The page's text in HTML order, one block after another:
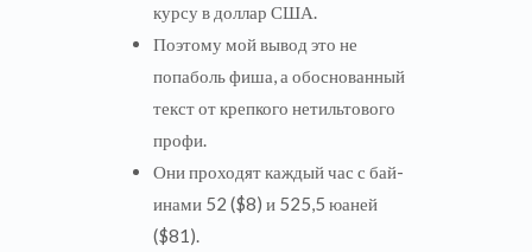
курсу в доллар США.
Поэтому мой вывод это не
попаболь фиша, а обоснованный
текст от крепкого нетильтового
профи.
Они проходят каждый час с бай-
инами 52 ($8) и 525,5 юаней
($81).